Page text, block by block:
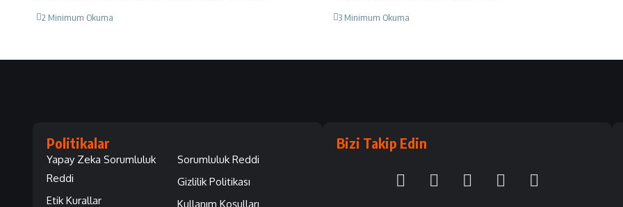
2 Minimum Okuma 3 Minimum Okuma
Politikalar
Yapay Zeka Sorumluluk
Reddi
Etik Kurallar
Sorumluluk Reddi
Gizlilik Politikası
Kullanım Koşulları
Bizi Takip Edin